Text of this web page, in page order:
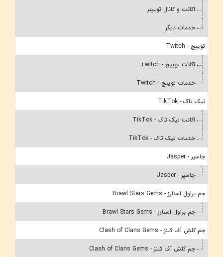
اکانت و کانال توییتر
خدمات دیگر
توییچ - Twitch
اکانت توییچ - Twitch
خدمات توییچ - Twitch
تیک تاک - TikTok
اکانت تیک تاک - TikTok
خدمات تیک تاک - TikTok
جاسپر - Jasper
جاسپر - Jasper
جم براول استارز - Brawl Stars Gems
جم براول استارز - Brawl Stars Gems
جم کلش آف کلنز - Clash of Clans Gems
جم کلش آف کلنز - Clash of Clans Gems